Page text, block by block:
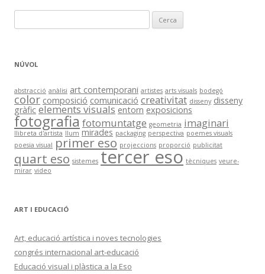
e
c
:
NÚVOL
abstracció anàlisi art contemporani artistes arts visuals bodegó
color composició comunicació creativitat disseny disseny
gràfic elements visuals entorn exposicions
fotografiafotomuntatge geometria imaginari
llibreta d'artista llum mirades packaging perspectiva poemes visuals
poesia visual primer eso projeccions proporció publicitat
quart eso sistemes tercer eso tècniques veure-
mirar video
ART I EDUCACIÓ
Art, educació artística i noves tecnologies
congrés internacional art-educació
Educació visual i plàstica a la Eso